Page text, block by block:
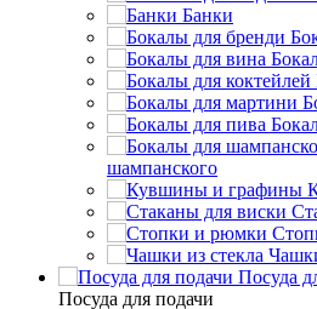
Банки
шампанского
Посуда
Посуда для подачи